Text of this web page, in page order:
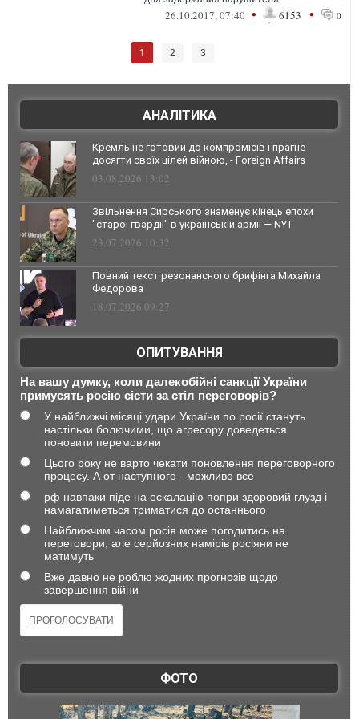
26.10.2017, 07:40 • 6153 • 0
1 2 3
АНАЛІТИКА
Кремль не готовий до компромісів і прагне
досягти своїх цілей війною, - Foreign Affairs
03.08.2026 13:02
Звільнення Сирського знаменує кінець епохи
"старої гвардії" в українській армії — NYT
23.07.2026 10:32
Повний текст резонансного брифінга Михайла
Федорова
18.07.2026 09:27
ОПИТУВАННЯ
На вашу думку, коли далекобійні санкції України
примусять росію сісти за стіл переговорів?
У найближчі місяці удари України по росії стануть
настільки болючими, що агресору доведеться
поновити перемовини
Цього року не варто чекати поновлення переговорного
процесу. А от наступного - можливо все
рф навпаки піде на ескалацію попри здоровий глузд і
намагатиметься триматися до останнього
Найближчим часом росія може погодитись на
переговори, але серйозних намірів росіяни не
матимуть
Вже давно не роблю жодних прогнозів щодо
завершення війни
ФОТО